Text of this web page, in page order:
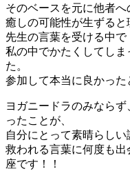
そのベースを元に他者へ
癒しの可能性が生ずると
先生の言葉を受ける中で
私の中でかたくしてし
た。
参加して本当に良かった
ヨガニードラのみなら
ったことが、
自分にとって素晴らしい
救われる言葉に何度も
座です！！